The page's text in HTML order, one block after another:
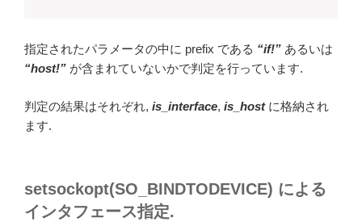
指定されたパラメータの中に prefix である “if!” あるいは
“host!” が含まれていないかで判定を行っています.
判定の結果はそれぞれ, is_interface, is_hostに格納され
ます.
setsockopt(SO_BINDTODEVICE) による
インタフェース指定.